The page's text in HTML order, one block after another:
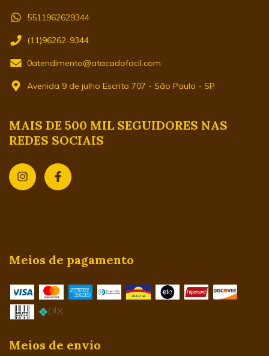
5511962629344
(11)96262-9344
0atendimento@atacadofacil.com
Avenida 9 de julho Escrito 707 - São Paulo - SP
MAIS DE 500 MIL SEGUIDORES NAS
REDES SOCIAIS
Meios de pagamento
Meios de envio